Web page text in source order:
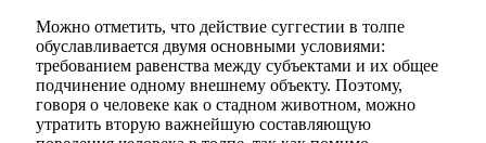
Можно отметить, что действие суггестии в толпе
обуславливается двумя основными условиями:
требованием равенства между субъектами и их общее
подчинение одному внешнему объекту. Поэтому,
говоря о человеке как о стадном животном, можно
утратить вторую важнейшую составляющую